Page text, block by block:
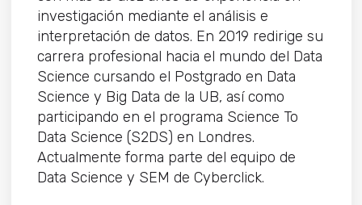
investigación mediante el análisis e
interpretación de datos. En 2019 redirige su
carrera profesional hacia el mundo del Data
Science cursando el Postgrado en Data
Science y Big Data de la UB, así como
participando en el programa Science To
Data Science (S2DS) en Londres.
Actualmente forma parte del equipo de
Data Science y SEM de Cyberclick.